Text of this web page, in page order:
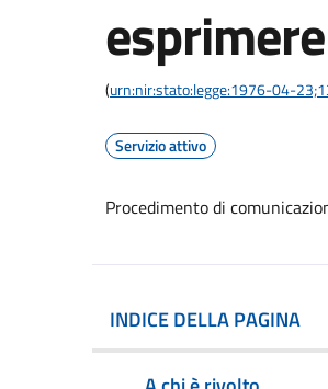
(urn:nir:stato:legge:1976-04-
Servizio attivo
Procedimento di
INDICE DELLA PAGINA